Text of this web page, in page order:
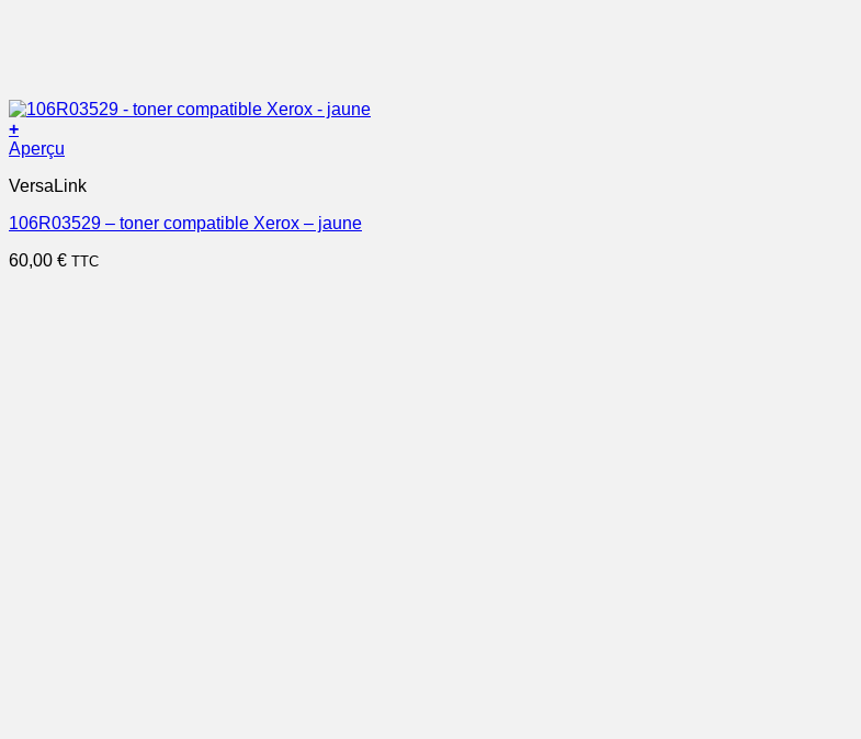
+
Aperçu
VersaLink
106R03529 – toner compatible Xerox – jaune
60,00 € TTC